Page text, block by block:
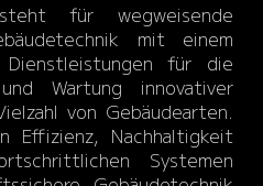
für wegweisende
mit einem
für die
Wartung innovativer
von Gebäudearten.
Effizienz, Nachhaltigkeit
Systemen